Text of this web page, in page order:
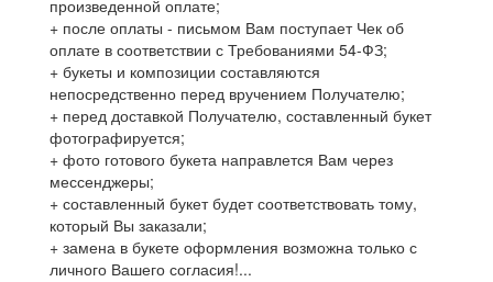
произведенной оплате;
+ после оплаты - письмом Вам поступает Чек об
оплате в соответствии с Требованиями 54-ФЗ;
+ букеты и композиции составляются
непосредственно перед вручением Получателю;
+ перед доставкой Получателю, составленный букет
фотографируется;
+ фото готового букета направлется Вам через
мессенджеры;
+ составленный букет будет соответствовать тому,
который Вы заказали;
+ замена в букете оформления возможна только с
личного Вашего согласия!...